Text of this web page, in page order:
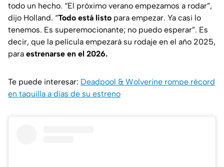
todo un hecho. “El próximo verano empezamos a rodar”,
dijo Holland. “Todo está listo para empezar. Ya casi lo
tenemos. Es superemocionante; no puedo esperar”. Es
decir, que la película empezará su rodaje en el año 2025,
para estrenarse en el 2026.
Te puede interesar: Deadpool & Wolverine rompe récord
en taquilla a días de su estreno